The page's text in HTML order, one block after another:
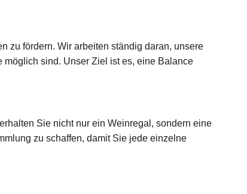
zu fördern. Wir arbeiten ständig daran, unsere
sind. Unser Ziel ist es, eine Balance
Sie nicht nur ein Weinregal, sondern eine
zu schaffen, damit Sie jede einzelne